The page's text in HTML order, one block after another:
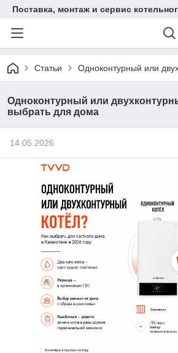
Поставка, монтаж и сервис
Статьи Одноконтурный или
Одноконтурный или
выбрать для дома
14.05.2026